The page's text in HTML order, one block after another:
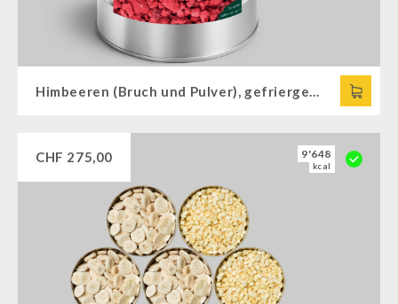
CHF 275,00 9'648
kcal